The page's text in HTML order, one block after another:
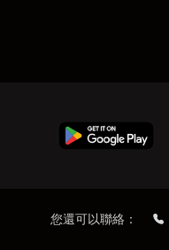
您還可以聯絡：